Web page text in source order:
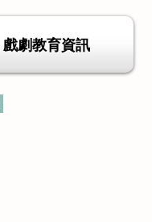
戲劇教育資訊